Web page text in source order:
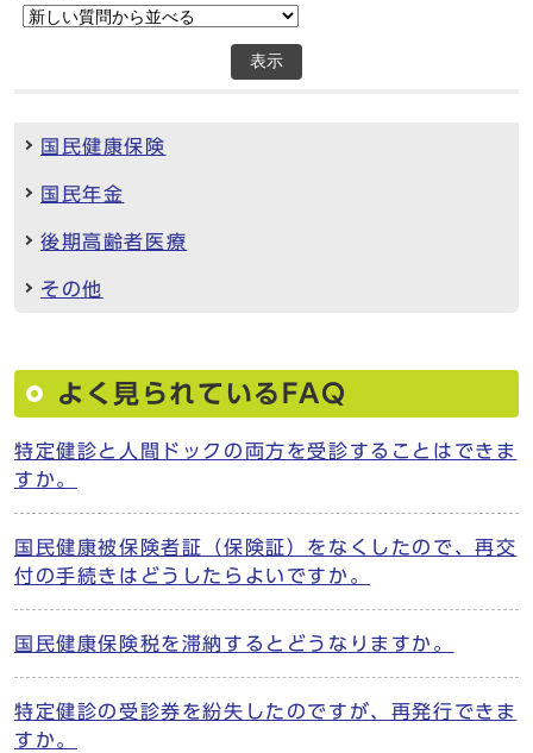
表示
国民健康保険
国民年金
後期高齢者医療
その他
よく見られているFAQ
特定健診と人間ドックの両方を受診することはできま
すか。
国民健康被保険者証（保険証）をなくしたので、再交
付の手続きはどうしたらよいですか。
国民健康保険税を滞納するとどうなりますか。
特定健診の受診券を紛失したのですが、再発行できま
すか。